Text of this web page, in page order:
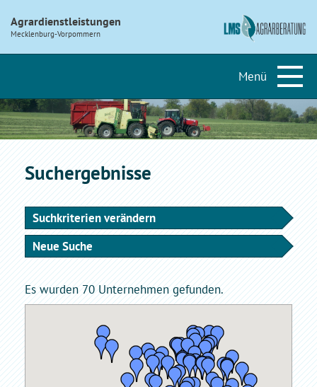
Agrardienstleistungen
Mecklenburg-Vorpommern
Suchergebnisse
Es wurden 70 Unternehmen gefunden.
Suchkriterien verändern
Neue Suche